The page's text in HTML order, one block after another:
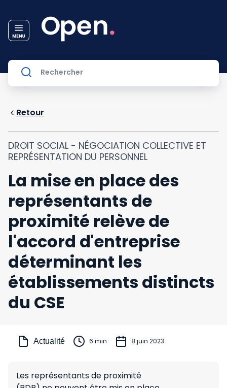
Retour
DROIT SOCIAL - NÉGOCIATION COLLECTIVE ET
REPRÉSENTATION DU PERSONNEL
La mise en place des
représentants de
proximité relève de
l'accord d'entreprise
déterminant les
établissements distincts
du CSE
Actualité 6 min 8 juin 2023
Les représentants de proximité